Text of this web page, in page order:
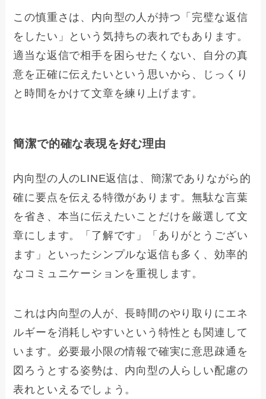
この慎重さは、内向型の人が持つ「完璧な返信
をしたい」という気持ちの表れでもあります。
適当な返信で相手を困らせたくない、自分の真
意を正確に伝えたいという思いから、じっくり
と時間をかけて文章を練り上げます。
簡潔で的確な表現を好む理由
内向型の人のLINE返信は、簡潔でありながら的
確に要点を伝える特徴があります。無駄な言葉
を省き、本当に伝えたいことだけを厳選して文
章にします。「了解です」「ありがとうござい
ます」といったシンプルな返信も多く、効率的
なコミュニケーションを重視します。
これは内向型の人が、長時間のやり取りにエネ
ルギーを消耗しやすいという特性とも関連して
います。必要最小限の情報で確実に意思疎通を
図ろうとする姿勢は、内向型の人らしい配慮の
表れといえるでしょう。